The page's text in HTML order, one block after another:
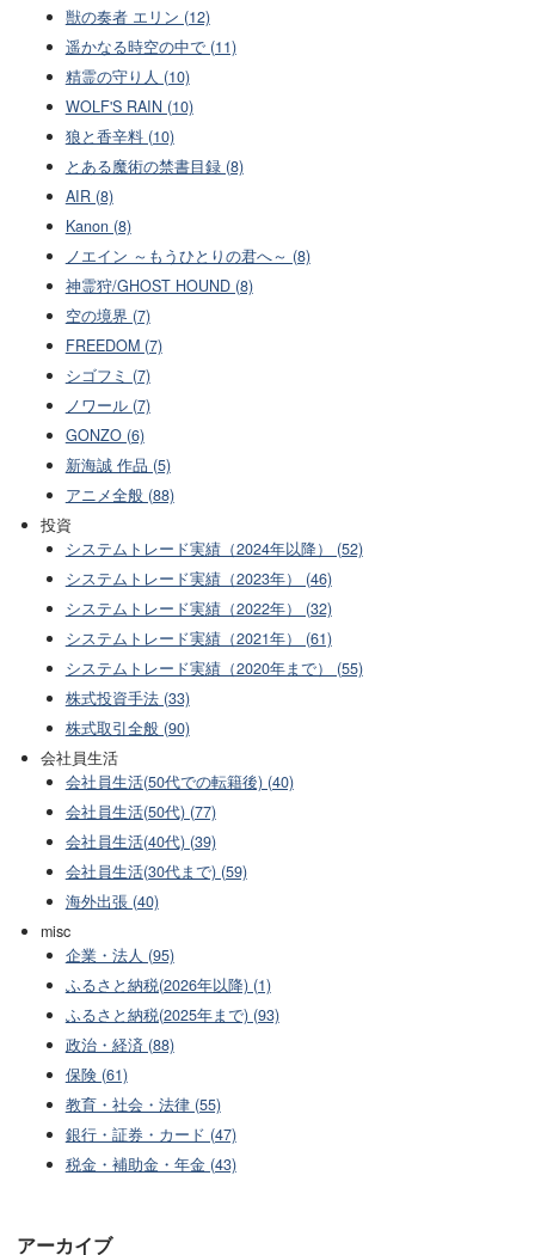
獣の奏者 エリン (12)
遥かなる時空の中で (11)
精霊の守り人 (10)
WOLF'S RAIN (10)
狼と香辛料 (10)
とある魔術の禁書目録 (8)
AIR (8)
Kanon (8)
ノエイン ～もうひとりの君へ～ (8)
神霊狩/GHOST HOUND (8)
空の境界 (7)
FREEDOM (7)
シゴフミ (7)
ノワール (7)
GONZO (6)
新海誠 作品 (5)
アニメ全般 (88)
投資
システムトレード実績（2024年以降） (52)
システムトレード実績（2023年） (46)
システムトレード実績（2022年） (32)
システムトレード実績（2021年） (61)
システムトレード実績（2020年まで） (55)
株式投資手法 (33)
株式取引全般 (90)
会社員生活
会社員生活(50代での転籍後) (40)
会社員生活(50代) (77)
会社員生活(40代) (39)
会社員生活(30代まで) (59)
海外出張 (40)
misc
企業・法人 (95)
ふるさと納税(2026年以降) (1)
ふるさと納税(2025年まで) (93)
政治・経済 (88)
保険 (61)
教育・社会・法律 (55)
銀行・証券・カード (47)
税金・補助金・年金 (43)
アーカイブ